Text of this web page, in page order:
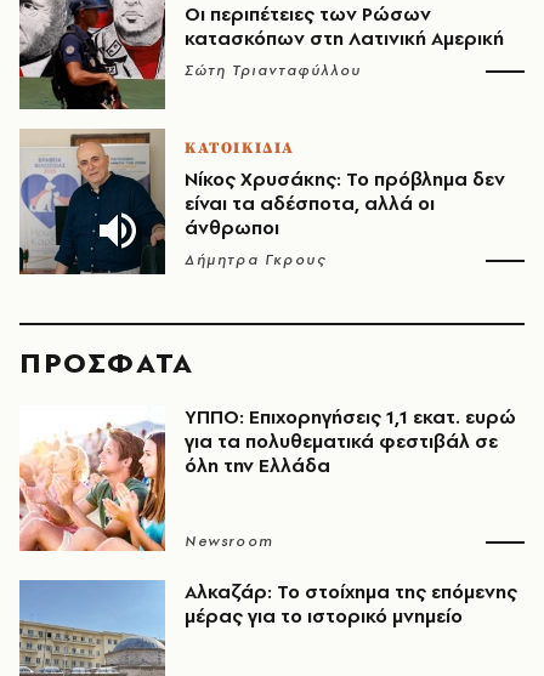
Οι περιπέτειες των Ρώσων
κατασκόπων στη Λατινική Αμερική
Σώτη Τριανταφύλλου
ΚΑΤΟΙΚΙΔΙΑ
Νίκος Χρυσάκης: Το πρόβλημα δεν
είναι τα αδέσποτα, αλλά οι
άνθρωποι
Δήμητρα Γκρους
ΠΡΟΣΦΑΤΑ
ΥΠΠΟ: Επιχορηγήσεις 1,1 εκατ. ευρώ
για τα πολυθεματικά φεστιβάλ σε
όλη την Ελλάδα
Newsroom
Αλκαζάρ: Το στοίχημα της επόμενης
μέρας για το ιστορικό μνημείο